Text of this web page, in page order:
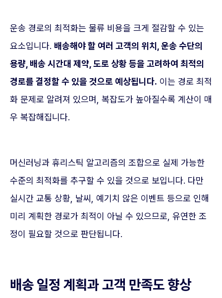
운송 경로의 최적화는 물류 비용을 크게 절감할 수 있는
요소입니다. 배송해야 할 여러 고객의 위치, 운송 수단의
용량, 배송 시간대 제약, 도로 상황 등을 고려하여 최적의
경로를 결정할 수 있을 것으로 예상됩니다. 이는 경로 최적
화 문제로 알려져 있으며, 복잡도가 높아질수록 계산이 매
우 복잡해집니다.
머신러닝과 휴리스틱 알고리즘의 조합으로 실제 가능한
수준의 최적화를 추구할 수 있을 것으로 보입니다. 다만
실시간 교통 상황, 날씨, 예기치 않은 이벤트 등으로 인해
미리 계획한 경로가 최적이 아닐 수 있으므로, 유연한 조
정이 필요할 것으로 판단됩니다.
배송 일정 계획과 고객 만족도 향상